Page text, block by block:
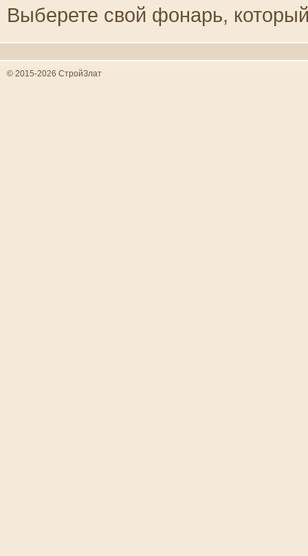
Выберете свой фонарь,
© 2015-2026 СтройЗлат